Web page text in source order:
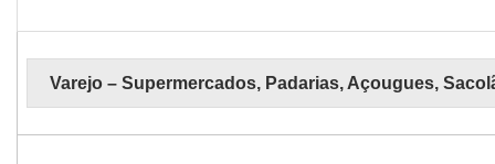
Varejo – Supermercados, Padarias, Açougues,